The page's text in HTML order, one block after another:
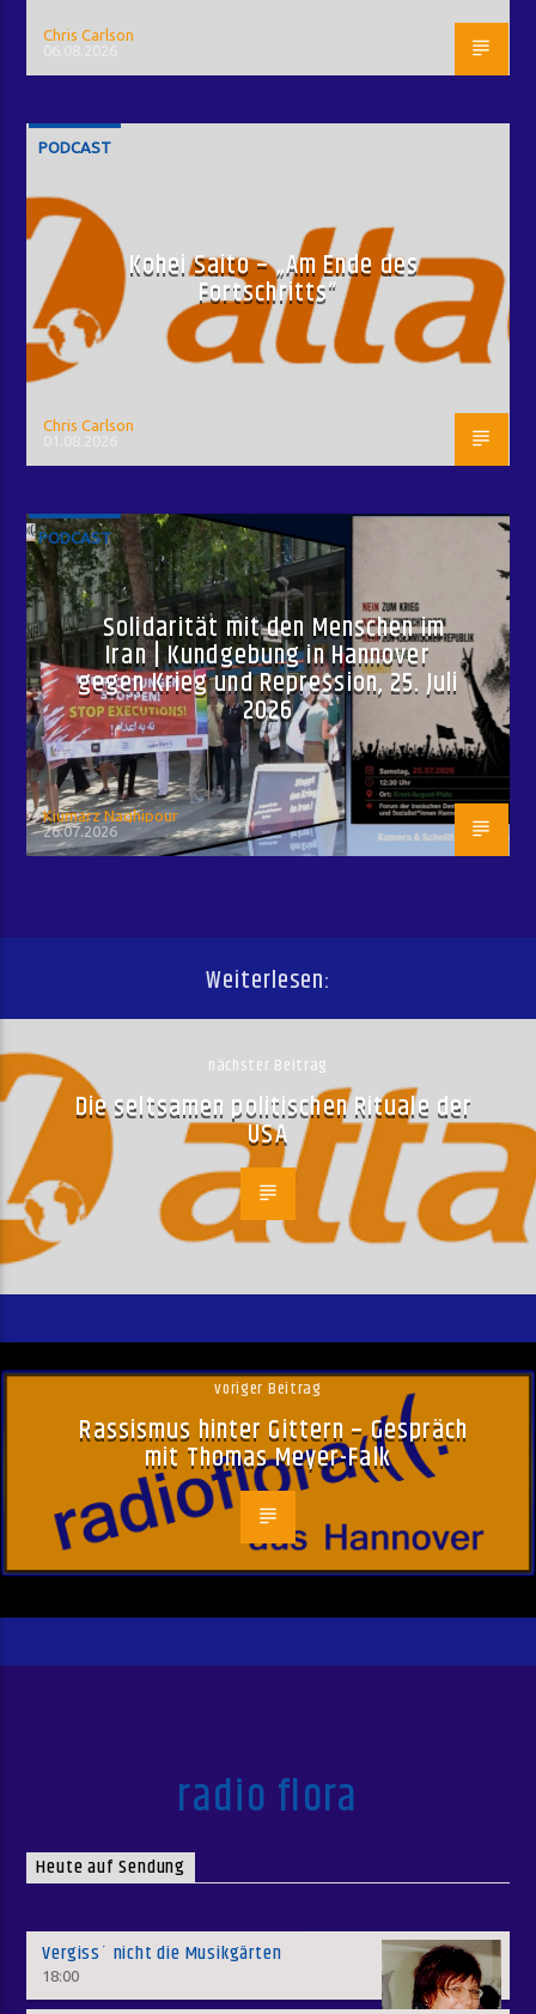
Chris Carlson
PODCAST
Kohei Saito – „Am Ende des
Fortschritts“
Chris Carlson
PODCAST
Solidarität mit den Menschen im
Iran | Kundgebung in Hannover
gegen Krieg und Repression, 25. Juli
2026
Kiumarz Naghipour
26.07.2026
Weiterlesen:
nächster Beitrag
Die seltsamen politischen Rituale der
USA
voriger Beitrag
Rassismus hinter Gittern – Gespräch
mit Thomas Meyer-Falk
radio flora
Heute auf Sendung
Vergiss´ nicht die Musikgärten
18:00